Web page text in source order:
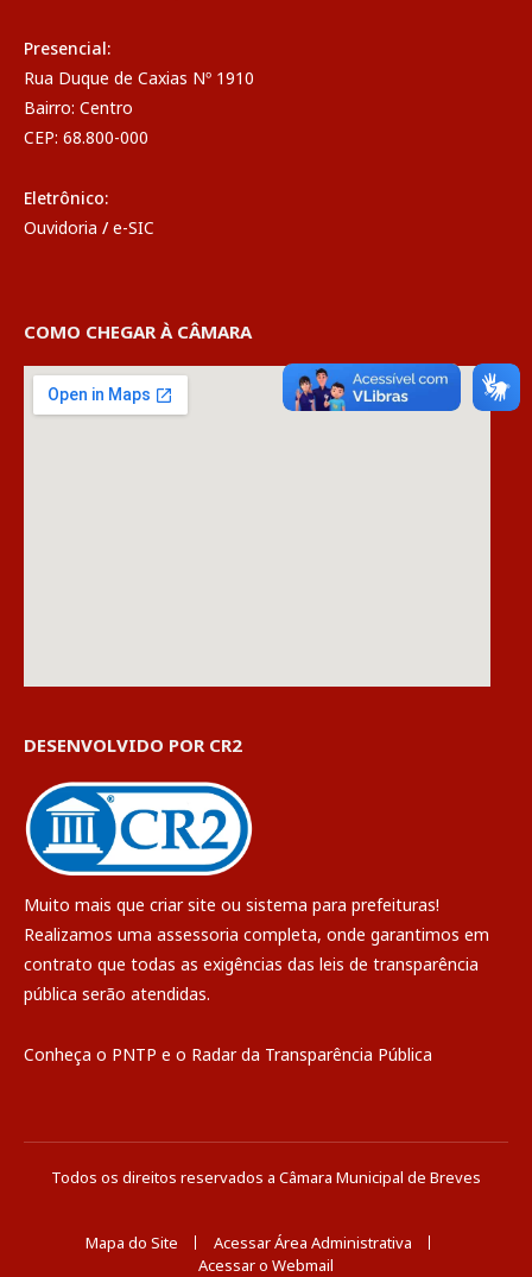
Presencial:
Rua Duque de Caxias Nº 1910
Bairro: Centro
CEP: 68.800-000
Eletrônico:
Ouvidoria / e-SIC
COMO CHEGAR À CÂMARA
DESENVOLVIDO POR CR2
Muito mais que criar site ou sistema para prefeituras!
Realizamos uma assessoria completa, onde garantimos em
contrato que todas as exigências das leis de transparência
pública serão atendidas.
Conheça o PNTP e o Radar da Transparência Pública
Todos os direitos reservados a Câmara Municipal de Breves
Mapa do Site
Acessar Área Administrativa
Acessar o Webmail